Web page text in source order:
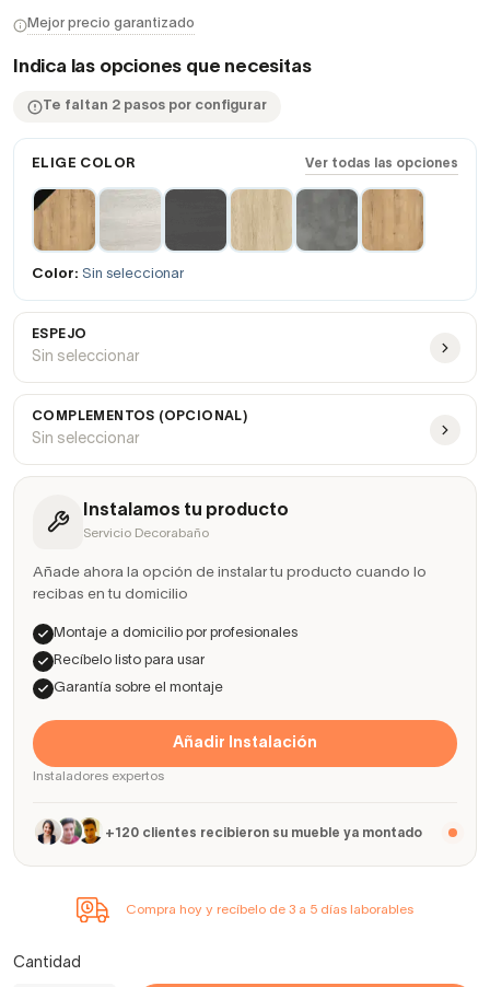
Mejor precio garantizado
Indica las opciones que necesitas
Te faltan 2 pasos por configurar
ELIGE COLOR Ver todas las opciones
Color: Sin seleccionar
ESPEJO
Sin seleccionar
COMPLEMENTOS (OPCIONAL)
Sin seleccionar
Instalamos tu producto
Servicio Decorabaño
Añade ahora la opción de instalar tu producto cuando lo
recibas en tu domicilio
Montaje a domicilio por profesionales
Recíbelo listo para usar
Garantía sobre el montaje
Añadir Instalación
Instaladores expertos
+120 clientes recibieron su mueble ya montado
Compra hoy y recíbelo de 3 a 5 días laborables
Cantidad